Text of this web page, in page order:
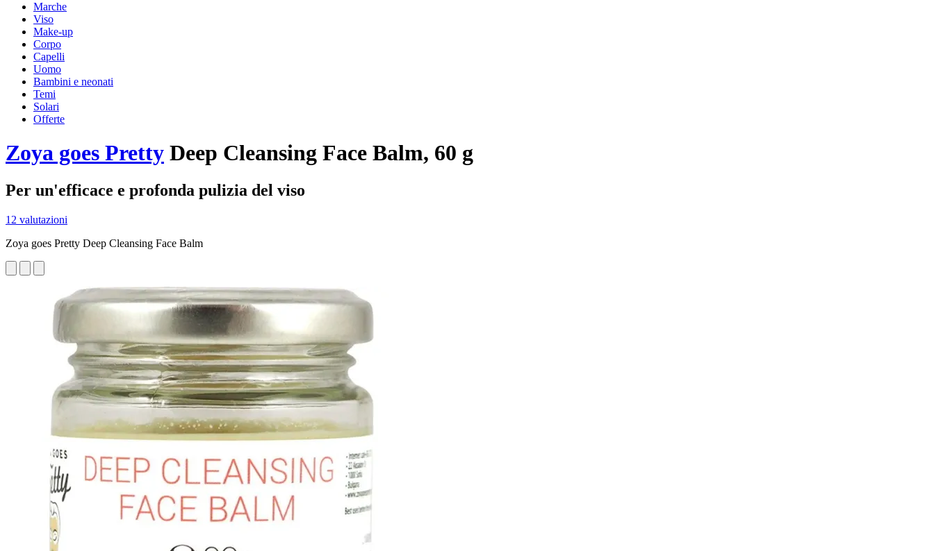
Marche
Viso
Make-up
Corpo
Capelli
Uomo
Bambini e neonati
Temi
Solari
Offerte
Zoya goes Pretty Deep Cleansing Face Balm, 60 g
Per un'efficace e profonda pulizia del viso
12 valutazioni
Zoya goes Pretty Deep Cleansing Face Balm